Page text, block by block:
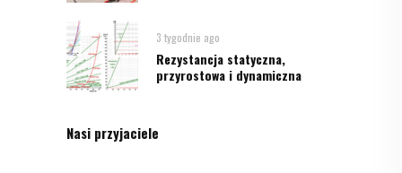
3 tygodnie ago
Rezystancja statyczna,
przyrostowa i dynamiczna
Nasi przyjaciele